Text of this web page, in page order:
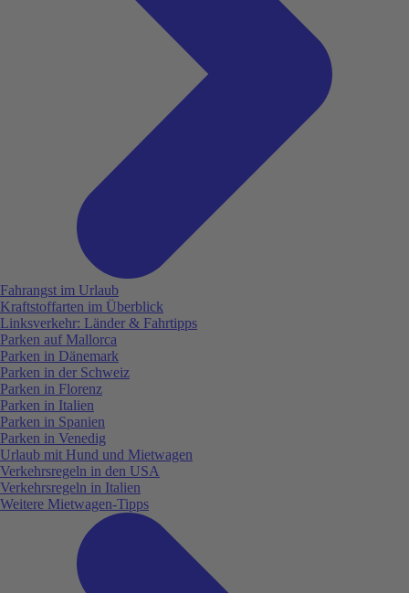
Fahrangst im Urlaub
Kraftstoffarten im Überblick
Linksverkehr: Länder & Fahrtipps
Parken auf Mallorca
Parken in Dänemark
Parken in der Schweiz
Parken in Florenz
Parken in Italien
Parken in Spanien
Parken in Venedig
Urlaub mit Hund und Mietwagen
Verkehrsregeln in den USA
Verkehrsregeln in Italien
Weitere Mietwagen-Tipps